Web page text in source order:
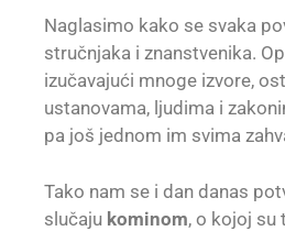
Naglasimo kako se svaka
stručnjaka i znanstvenika.
izučavajući mnoge izvore,
ustanovama, ljudima i
pa još jednom im svima
Tako nam se i dan danas
slučaju kominom, o kojoj su